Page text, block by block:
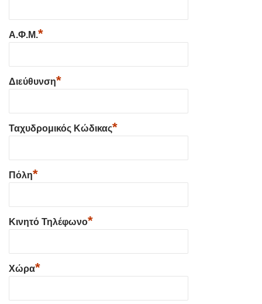
Α.Φ.Μ.*
Διεύθυνση*
Ταχυδρομικός Κώδικας*
Πόλη*
Κινητό Τηλέφωνο*
Χώρα*